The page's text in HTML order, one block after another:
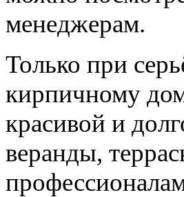
менеджерам.
Только при
кирпичному
красивой и
веранды,